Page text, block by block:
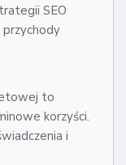
SEO
przychody
to
korzyści.
i